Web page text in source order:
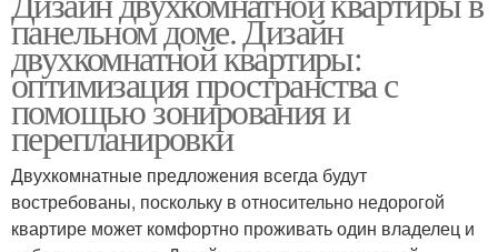
панельном доме. Дизайн
двухкомнатной квартиры:
оптимизация пространства с
помощью зонирования и
перепланировки
Двухкомнатные предложения всегда будут
востребованы, поскольку в относительно недорогой
квартире может комфортно проживать один владелец и